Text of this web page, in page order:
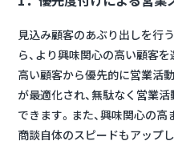
見込み顧客のあぶり出しを行
ら、 より興味関心の高い顧客を
高い顧客から優先的に営業活
が最適化され、無駄なく営業
できます。また、興味関心の高
商談自体のスピードもアップ